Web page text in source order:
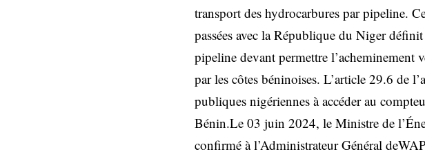
transport des hydrocarbures par pipeline.
passées avec la République du Niger
pipeline devant permettre
par les côtes béninoises. L’article 29.6 de
publiques nigériennes à accéder au
Bénin.Le 03 juin 2024, le Ministre de
confirmé à l’Administrateur Général